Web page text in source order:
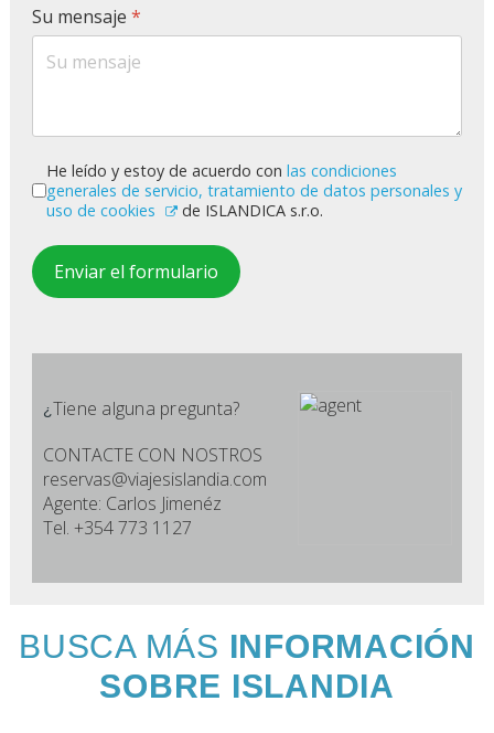
Su mensaje *
GDPR*
He leído y estoy de acuerdo con las condiciones
generales de servicio, tratamiento de datos personales y
uso de cookies
de ISLANDICA s.r.o.
Enviar el formulario
¿Tiene alguna pregunta?
CONTACTE CON NOSTROS
reservas@viajesislandia.com
Agente: Carlos Jimenéz
Tel. +354 773 1127
BUSCA MÁS INFORMACIÓN
SOBRE ISLANDIA